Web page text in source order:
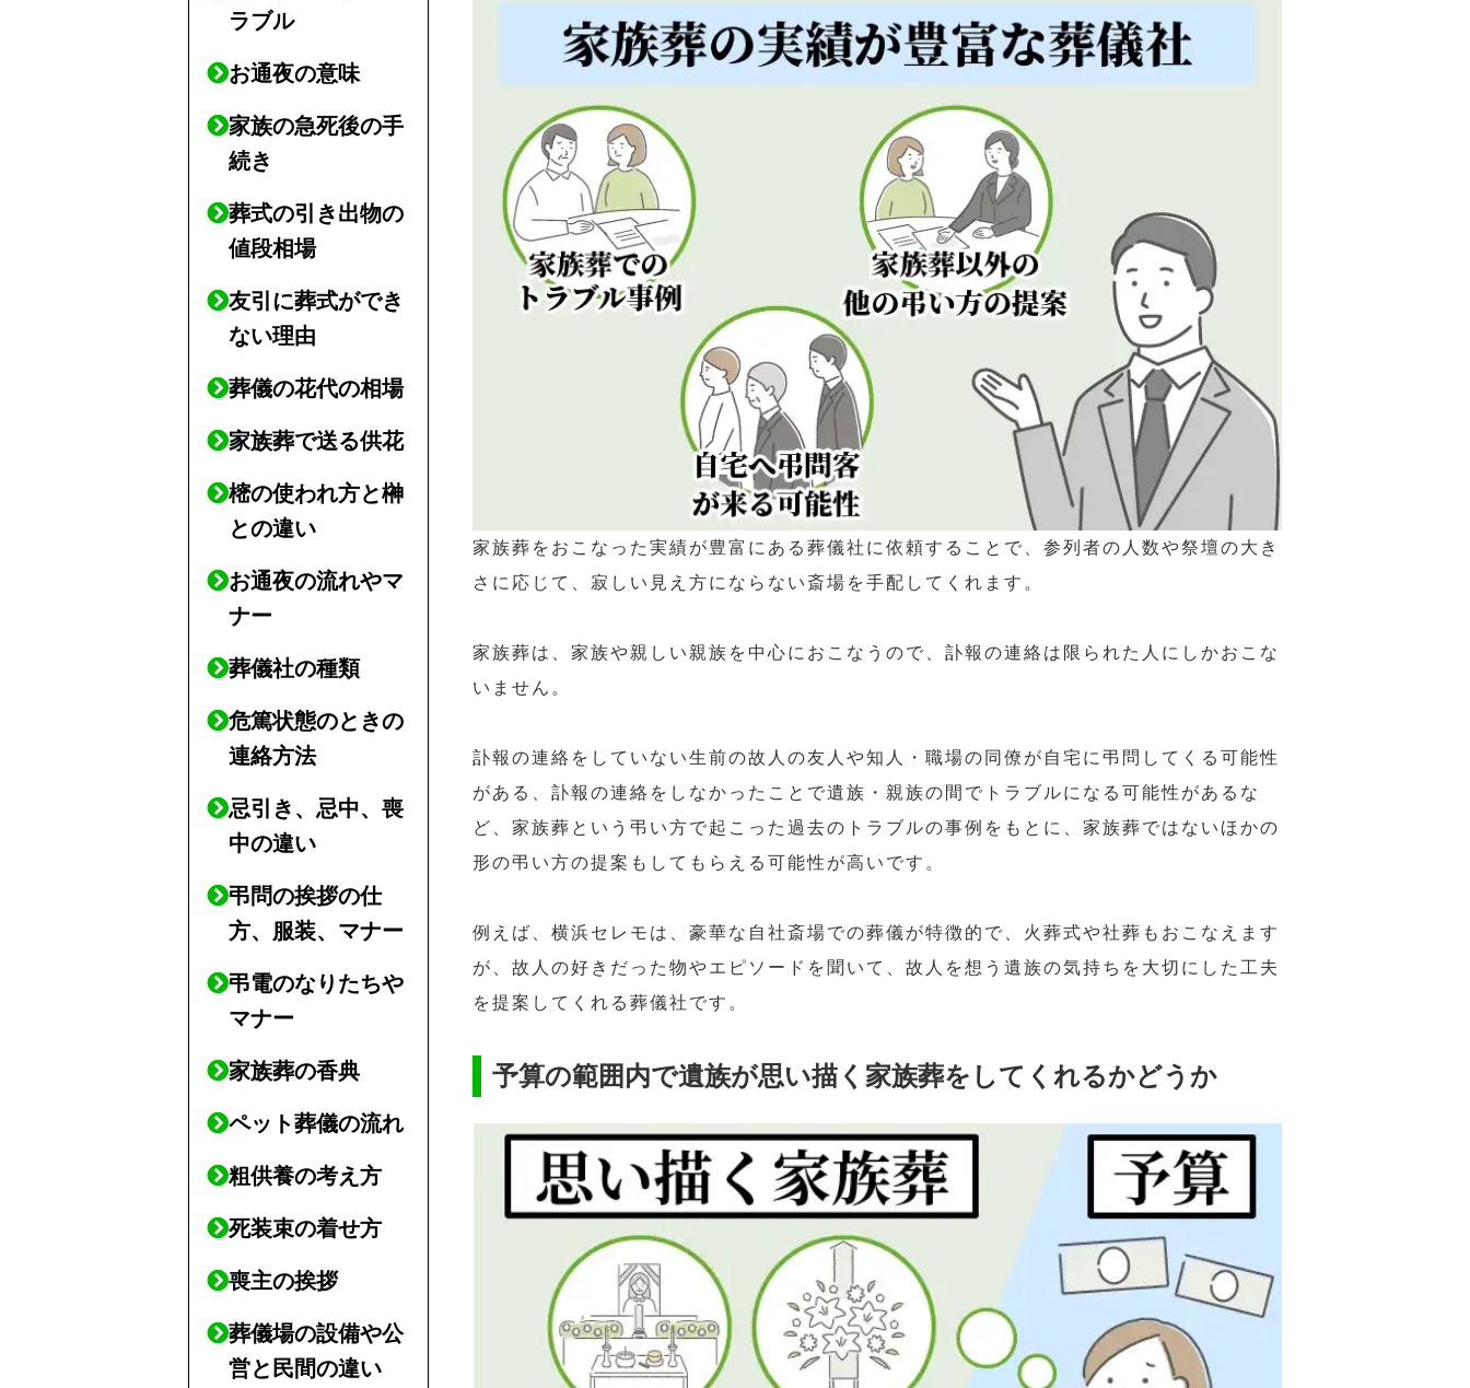
家族葬をおこなった実績が豊富にある葬儀社に依頼することで、参列者の人数や祭壇の大き
さに応じて、寂しい見え方にならない斎場を手配してくれます。
家族葬は、家族や親しい親族を中心におこなうので、訃報の連絡は限られた人にしかおこな
いません。
訃報の連絡をしていない生前の故人の友人や知人・職場の同僚が自宅に弔問してくる可能性
がある、訃報の連絡をしなかったことで遺族・親族の間でトラブルになる可能性があるな
ど、家族葬という弔い方で起こった過去のトラブルの事例をもとに、家族葬ではないほかの
形の弔い方の提案もしてもらえる可能性が高いです。
例えば、横浜セレモは、豪華な自社斎場での葬儀が特徴的で、火葬式や社葬もおこなえます
が、故人の好きだった物やエピソードを聞いて、故人を想う遺族の気持ちを大切にした工夫
を提案してくれる葬儀社です。
予算の範囲内で遺族が思い描く家族葬をしてくれるかどうか
ラブル
お通夜の意味
家族の急死後の手
続き
葬式の引き出物の
値段相場
友引に葬式ができ
ない理由
葬儀の花代の相場
家族葬で送る供花
樒の使われ方と榊
との違い
お通夜の流れやマ
ナー
葬儀社の種類
危篤状態のときの
連絡方法
忌引き、忌中、喪
中の違い
弔問の挨拶の仕
方、服装、マナー
弔電のなりたちや
マナー
家族葬の香典
ペット葬儀の流れ
粗供養の考え方
死装束の着せ方
喪主の挨拶
葬儀場の設備や公
営と民間の違い